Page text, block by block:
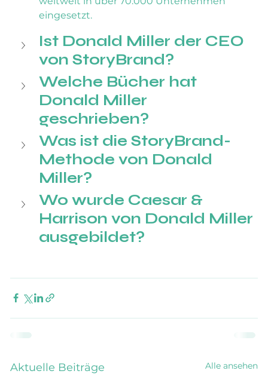
eingesetzt.
Ist Donald Miller der CEO
von StoryBrand?
Welche Bücher hat
Donald Miller
geschrieben?
Was ist die StoryBrand-
Methode von Donald
Miller?
Wo wurde Caesar &
Harrison von Donald Miller
ausgebildet?
Aktuelle Beiträge Alle ansehen